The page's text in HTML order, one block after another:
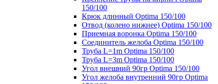
150/100
Крюк длинный Optima 150/100
Отвод (колено нижнее) Optima 150/100
Приемная воронка Optima 150/100
Соединитель желоба Optima 150/100
Труба L=1m Optima 150/100
Труба L=3m Optima 150/100
Угол внешний 90гр Optima 150/100
Угол желоба внутренний 90гр Optima